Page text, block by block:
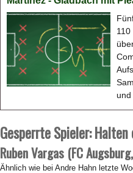
und
Gesperrte Spieler:
Ruben Vargas (FC Augsburg,
Ähnlich wie bei Andre Hahn letzte